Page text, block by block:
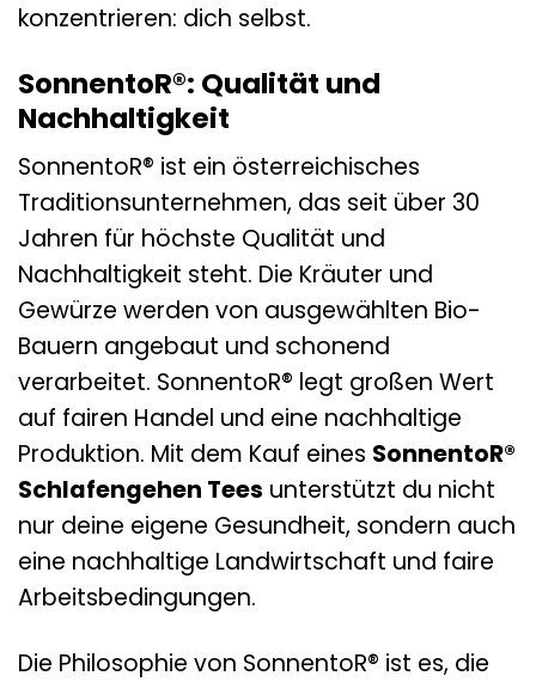
konzentrieren: dich selbst.
SonnentoR®: Qualität und
Nachhaltigkeit
SonnentoR® ist ein österreichisches
Traditionsunternehmen, das seit über 30
Jahren für höchste Qualität und
Nachhaltigkeit steht. Die Kräuter und
Gewürze werden von ausgewählten Bio-
Bauern angebaut und schonend
verarbeitet. SonnentoR® legt großen Wert
auf fairen Handel und eine nachhaltige
Produktion. Mit dem Kauf eines SonnentoR®
Schlafengehen Tees unterstützt du nicht
nur deine eigene Gesundheit, sondern auch
eine nachhaltige Landwirtschaft und faire
Arbeitsbedingungen.
Die Philosophie von SonnentoR® ist es, die